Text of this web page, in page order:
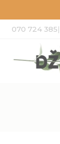
070 724 385|